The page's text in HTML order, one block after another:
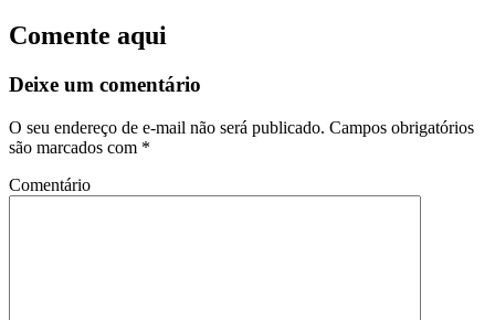
Comente aqui
Deixe um comentário
O seu endereço de e-mail não será publicado. Campos obrigatórios
são marcados com *
Comentário